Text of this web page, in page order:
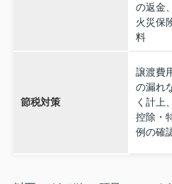
の返金、
火災保
料
節税対策
譲渡費
の漏れ
く計上、
控除・
例の確